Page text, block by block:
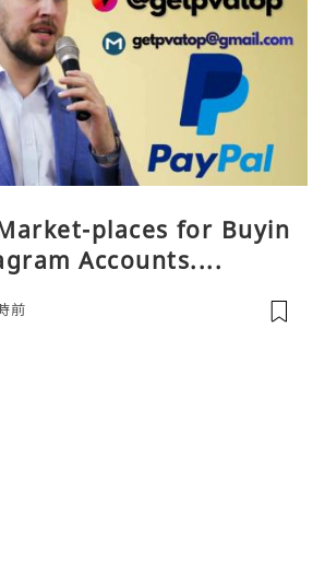
places for Buyin
Accounts....
前